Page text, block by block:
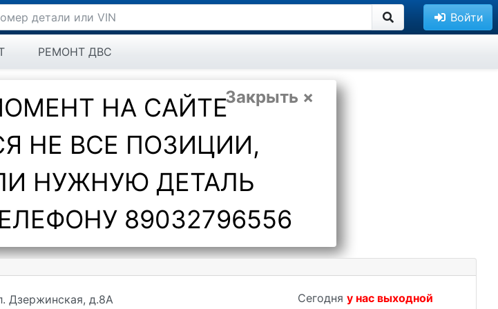
Войти
РЕМОНТ ДВС
Закрыть ×
НА САЙТЕ
НЕ ВСЕ ПОЗИЦИИ,
НУЖНУЮ ДЕТАЛЬ
89032796556
Дзержинская, д.8А Сегодня у нас выходной